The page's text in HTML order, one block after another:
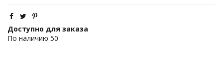
Доступно для заказа
По наличию 50